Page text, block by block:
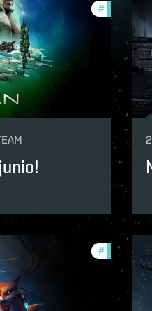
#
#